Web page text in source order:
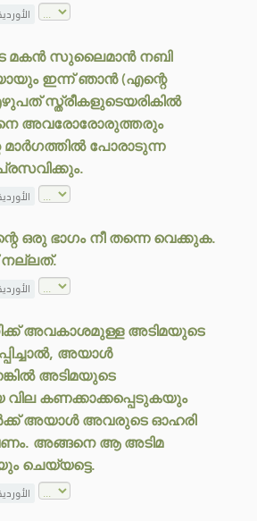
മകൻ സുലൈമാൻ നബി
ഇന്ന് ഞാൻ (എന്റെ
സ്ത്രീകളുടെയരികിൽ
അവരോരോരുത്തരും
പോരാടുന്ന
ഒരു ഭാഗം നീ തന്നെ വെക്കുക.
അവകാശമുള്ള അടിമയുടെ
അയാൾ
അടിമയുടെ
വില കണക്കാക്കപ്പെടുകയും
അയാൾ അവരുടെ ഓഹരി
അങ്ങനെ ആ അടിമ
ചെയ്യട്ടെ.